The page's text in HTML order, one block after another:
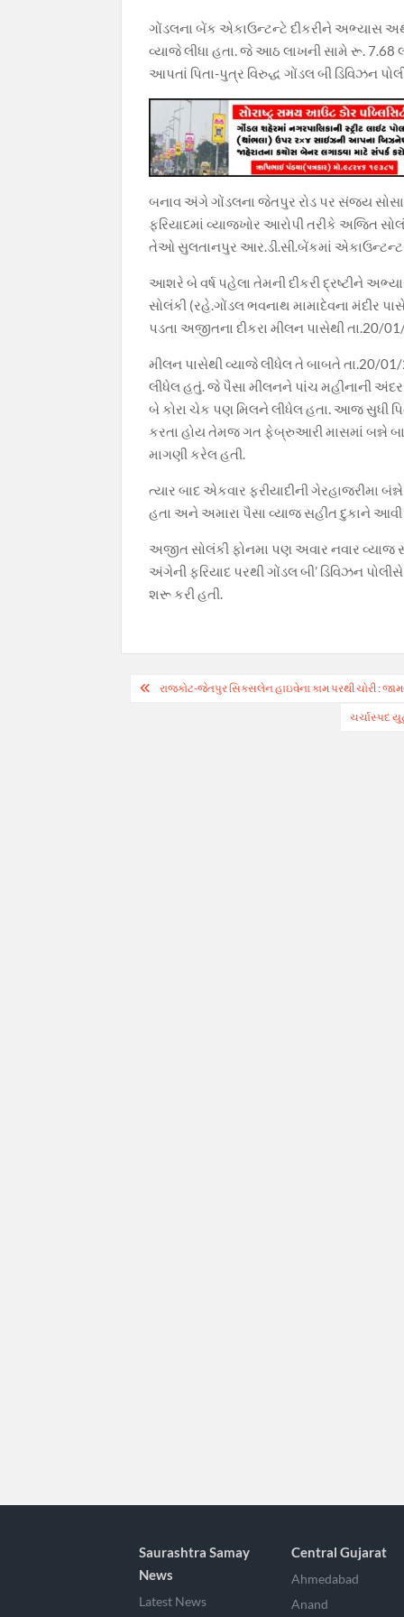
b
o
o
k
s
A
p
p
gr
a
m
er y
Li
n
k
ગોંડલના બેંક એકાઉન્ટન્ટે દીકરીને અભ્યાસ
વ્યાજે લીધા હતા. જે આઠ લાખની સામે રૂ. 7.68
આપતાં પિતા-પુત્ર વિરુદ્ધ ગોંડલ બી ડિવિઝન
બનાવ અંગે ગોંડલના જેતપુર રોડ પર સંજય
ફરિયાદમાં વ્યાજખોર આરોપી તરીકે અજિત
તેઓ સુલતાનપુર આર.ડી.સી.બેંકમાં એકાઉન્ટન્ટ
આશરે બે વર્ષ પહેલા તેમની દીકરી દ્રષ્ટીને
સોલંકી (રહે.ગોંડલ ભવનાથ મામાદેવના મંદીર
પડતા અજીતના દીકરા મીલન પાસેથી તા.20/
મીલન પાસેથી વ્યાજે લીધેલ તે બાબતે તા.20/
લીધેલ હતું. જે પૈસા મીલનને પાંચ મહીનાની
બે કોરા ચેક પણ મિલને લીધેલ હતા. આજ સુધી
કરતા હોય તેમજ ગત ફેબ્રુઆરી માસમાં બન્ને
માગણી કરેલ હતી.
ત્યાર બાદ એકવાર ફરીયાદીની
હતા અને અમારા પૈસા વ્યાજ સહીત દુકાને
અજીત સોલંકી ફોનમા પણ અવાર નવાર વ્યાજ
અંગેની ફરિયાદ પરથી ગોંડલ બી’ ડિવિઝન
શરૂ કરી હતી.
Postરાજકોટ-જેતપુર સિક્સલેન હાઇવેના કામ પરથી ચોરી :
ચર્ચાસ્પદ
Saurashtra Samay
News
Latest News
Central Gujarat
Ahmedabad
Anand